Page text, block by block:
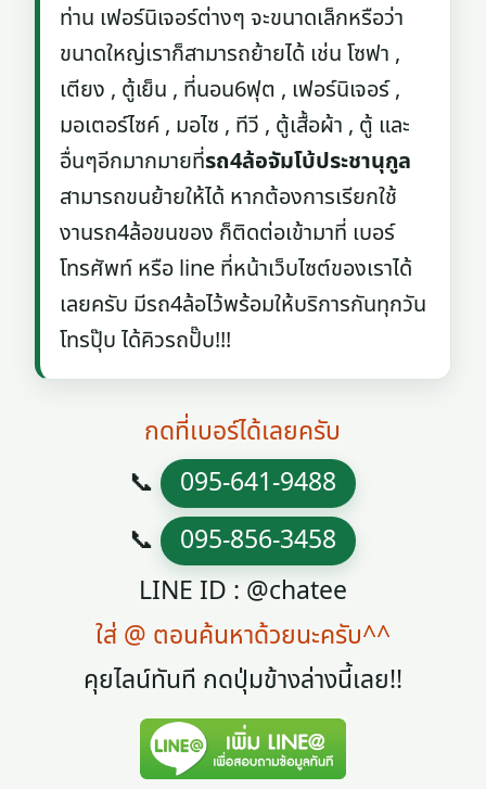
ท่าน เฟอร์นิเจอร์ต่างๆ จะขนาดเล็กหรือว่า
ขนาดใหญ่เราก็สามารถย้ายได้ เช่น โซฟา ,
เตียง , ตู้เย็น , ที่นอน6ฟุต , เฟอร์นิเจอร์ ,
มอเตอร์ไซค์ , มอไซ , ทีวี , ตู้เสื้อผ้า , ตู้ และ
อื่นๆอีกมากมายที่รถ4ล้อจัมโบ้ประชานุกูล
สามารถขนย้ายให้ได้ หากต้องการเรียกใช้
งานรถ4ล้อขนของ ก็ติดต่อเข้ามาที่ เบอร์
โทรศัพท์ หรือ line ที่หน้าเว็บไซต์ของเราได้
เลยครับ มีรถ4ล้อไว้พร้อมให้บริการกันทุกวัน
โทรปุ๊บ ได้คิวรถปั๊บ!!!
กดที่เบอร์ได้เลยครับ
📞 095-641-9488
📞 095-856-3458
LINE ID : @chatee
ใส่ @ ตอนค้นหาด้วยนะครับ^^
คุยไลน์ทันที กดปุ่มข้างล่างนี้เลย!!